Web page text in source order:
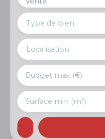
Type de bien
Localisation
Budget max (€)
Surface min (m²)